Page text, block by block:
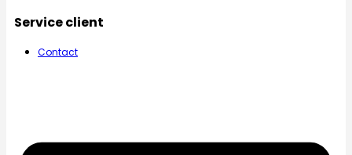
Service client
Contact